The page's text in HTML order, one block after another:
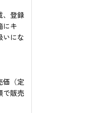
、登録
にキ
いにな
価（定
で販売